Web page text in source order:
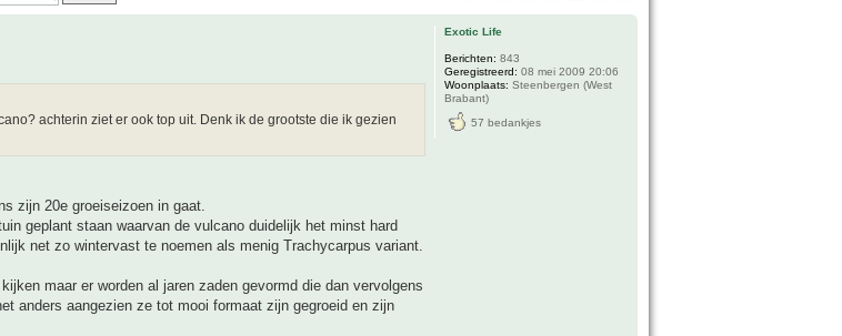
achterin ziet er ook top uit. Denk ik de grootste die ik gezien
zijn 20e groeiseizoen in gaat.
geplant staan waarvan de vulcano duidelijk het minst hard
net zo wintervast te noemen als menig Trachycarpus variant.
maar er worden al jaren zaden gevormd die dan vervolgens
anders aangezien ze tot mooi formaat zijn gegroeid en zijn
Exotic Life
Berichten: 843
Geregistreerd: 08 mei 2009 20:06
Woonplaats: Steenbergen (West
Brabant)
57 bedankjes